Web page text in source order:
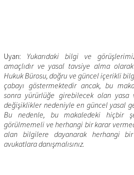
Uyarı: Yukarıdaki bilgi ve
amaçlıdır ve yasal tavsiye alma
Hukuk Bürosu, doğru ve güncel içerikli
çabayı göstermektedir ancak, bu
sonra yürürlüğe girebilecek olan yasa
değişiklikler nedeniyle en güncel yasal
Bu nedenle, bu makaledeki hiçbir
görülmemeli ve herhangi bir karar
alan bilgilere dayanarak herhangi
avukatlara danışmalısınız.